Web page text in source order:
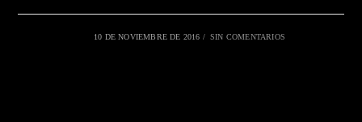
10 DE NOVIEMBRE DE 2016 / SIN COMENTARIOS